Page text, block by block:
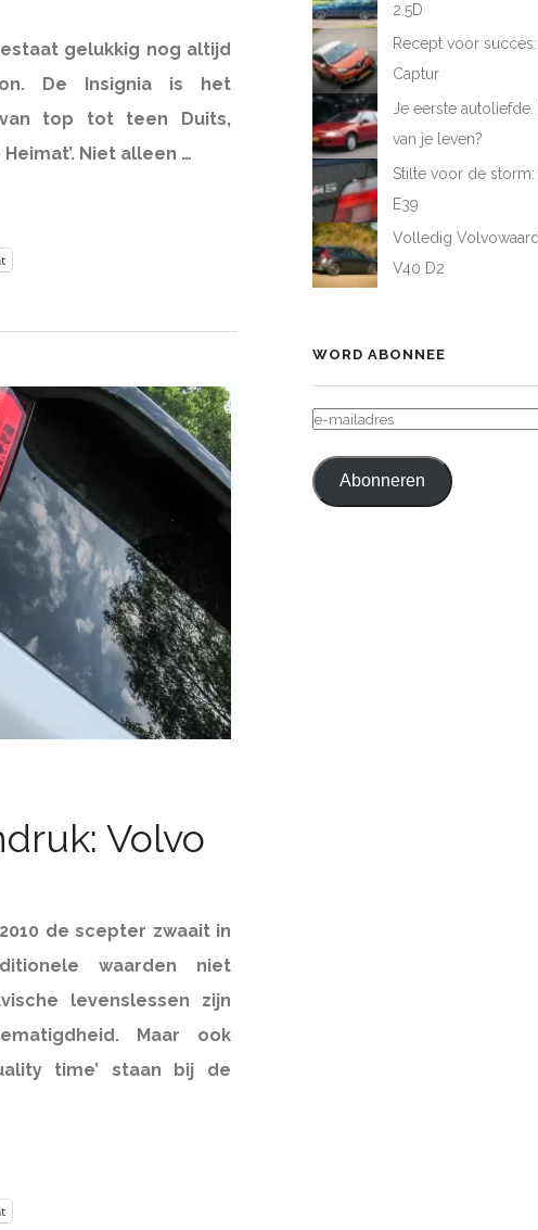
gelukkig nog altijd
De Insignia is het
top tot teen Duits,
Niet alleen …
Volvo
de scepter zwaait in
waarden niet
levenslessen zijn
Maar ook
time’ staan bij de
2.5D
Recept voor
Captur
Je eerste
van je leven?
Stilte voor de
E39
Volledig
V40 D2
WORD ABONNEE
E-
Abonneren